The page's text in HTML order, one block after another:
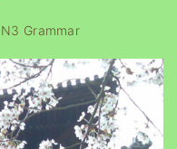
N3 Grammar